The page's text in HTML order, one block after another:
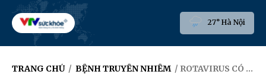
27° Hà Nội
TRANG CHỦ / BỆNH TRUYỀN NHIỄM / ROTAVIRUS CÓ THỂ TÁI NHIỄM KHÔNG? BÙNG PHÁT VÀO THỜI ĐIỂM NÀO?